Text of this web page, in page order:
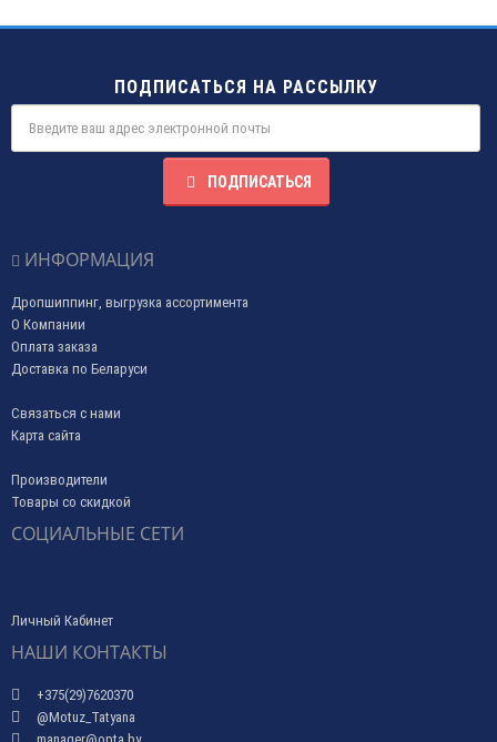
ПОДПИСАТЬСЯ НА РАССЫЛКУ
ПОДПИСАТЬСЯ
ИНФОРМАЦИЯ
Дропшиппинг, выгрузка ассортимента
О Компании
Оплата заказа
Доставка по Беларуси
Связаться с нами
Карта сайта
Производители
Товары со скидкой
СОЦИАЛЬНЫЕ СЕТИ
Личный Кабинет
НАШИ КОНТАКТЫ
+375(29)7620370
@Motuz_Tatyana
manager@opta.by